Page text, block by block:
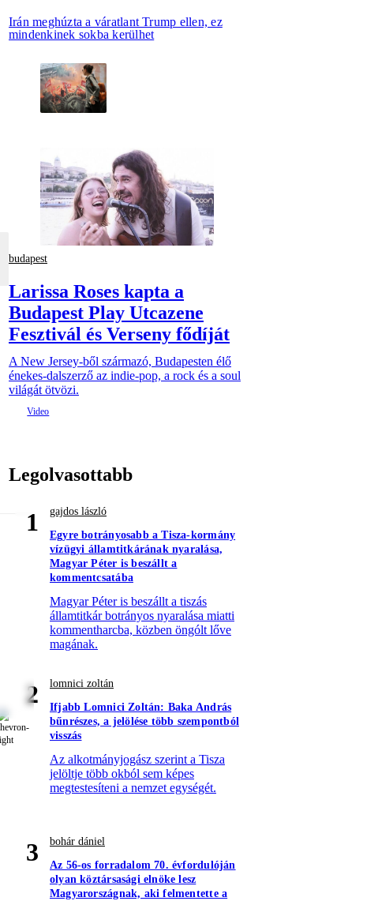
Irán meghúzta a váratlant Trump ellen, ez
mindenkinek sokba kerülhet
budapest
Larissa Roses kapta a
Budapest Play Utcazene
Fesztivál és Verseny fődíját
A New Jersey-ből származó, Budapesten élő
énekes-dalszerző az indie-pop, a rock és a soul
világát ötvözi.
Legolvasottabb
1
gajdos lászló
Egyre botrányosabb a Tisza-kormány
vízügyi államtitkárának nyaralása,
Magyar Péter is beszállt a
kommentcsatába
Magyar Péter is beszállt a tiszás
államtitkár botrányos nyaralása miatti
kommentharcba, közben öngólt lőve
magának.
2
lomnici zoltán
Ifjabb Lomnici Zoltán: Baka András
bűnrészes, a jelölése több szempontból
visszás
Az alkotmányjogász szerint a Tisza
jelöltje több okból sem képes
megtestesíteni a nemzet egységét.
3
bohár dániel
Az 56-os forradalom 70. évfordulóján
olyan köztársasági elnöke lesz
Magyarországnak, aki felmentette a